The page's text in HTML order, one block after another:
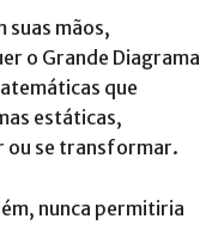
suas mãos,
o Grande Diagrama
que
estáticas,
ou se transformar.
nunca permitiria